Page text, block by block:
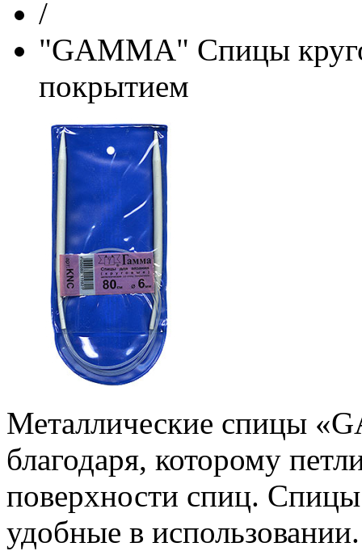
/
"GAMMA" Спицы
покрытием
Металлические спицы
благодаря, которому
поверхности спиц.
удобные в